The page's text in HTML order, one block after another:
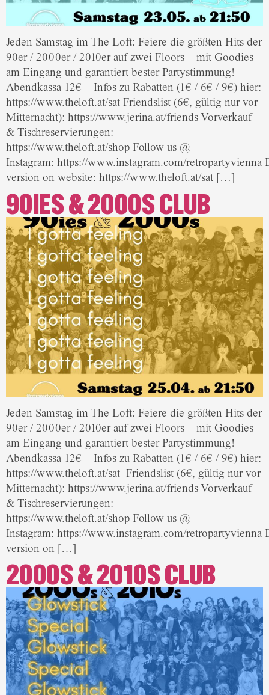
Jeden Samstag im The Loft: Feiere die größten Hits der
90er / 2000er / 2010er auf zwei Floors – mit Goodies
am Eingang und garantiert bester Partystimmung!
Abendkassa 12€ – Infos zu Rabatten (1€ / 6€ / 9€) hier:
https://www.theloft.at/sat Friendslist (6€, gültig nur vor
Mitternacht): https://www.jerina.at/friends Vorverkauf
& Tischreservierungen:
https://www.theloft.at/shop Follow us @
Instagram: https://www.instagram.com/retropartyvienna
version on website: https://www.theloft.at/sat […]
90IES & 2000S CLUB
Jeden Samstag im The Loft: Feiere die größten Hits der
90er / 2000er / 2010er auf zwei Floors – mit Goodies
am Eingang und garantiert bester Partystimmung!
Abendkassa 12€ – Infos zu Rabatten (1€ / 6€ / 9€) hier:
https://www.theloft.at/sat Friendslist (6€, gültig nur vor
Mitternacht): https://www.jerina.at/friends Vorverkauf
& Tischreservierungen:
https://www.theloft.at/shop Follow us @
Instagram: https://www.instagram.com/retropartyvienna
version on […]
2000S & 2010S CLUB